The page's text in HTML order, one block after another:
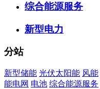
综合能源服务
新型电力
分站
新型储能 光伏太阳能 风能
能电网 电池 综合能源服务